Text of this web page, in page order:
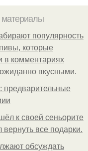
популярность
которые
в комментариях
вкусными.
предварительные
к своей сеньорите
вернуть все подарки.
обсуждать